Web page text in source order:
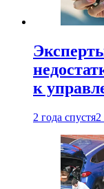
к
2 года спустя2